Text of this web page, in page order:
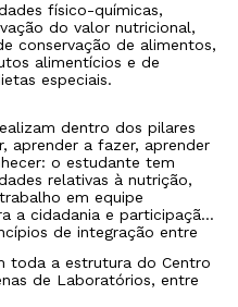
físico-químicas,
do valor nutricional,
conservação de alimentos,
alimentícios e de
especiais.
dentro dos pilares
aprender a fazer, aprender
o estudante tem
relativas à nutrição,
em equipe
a cidadania e participação
de integração entre
toda a estrutura do Centro
de Laboratórios, entre